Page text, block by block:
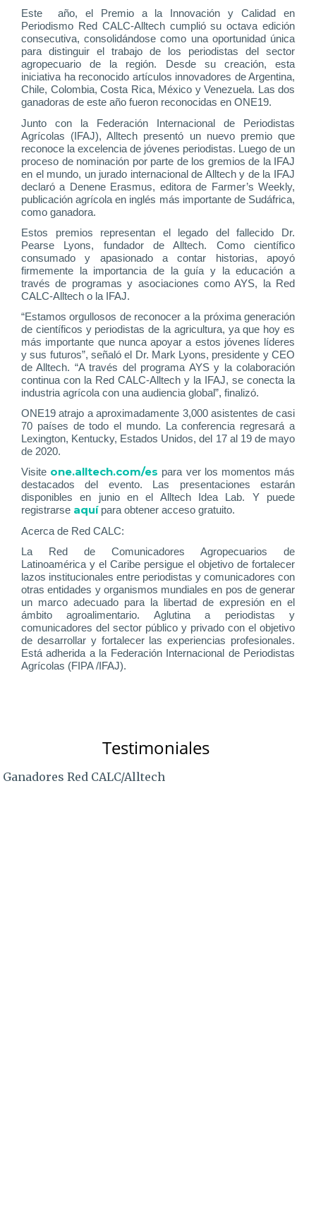
Este año, el Premio a la Innovación y Calidad en
Periodismo Red CALC-Alltech cumplió su octava edición
consecutiva, consolidándose como una oportunidad única
para distinguir el trabajo de los periodistas del sector
agropecuario de la región. Desde su creación, esta
iniciativa ha reconocido artículos innovadores de Argentina,
Chile, Colombia, Costa Rica, México y Venezuela. Las dos
ganadoras de este año fueron reconocidas en ONE19.
Junto con la Federación Internacional de Periodistas
Agrícolas (IFAJ), Alltech presentó un nuevo premio que
reconoce la excelencia de jóvenes periodistas. Luego de un
proceso de nominación por parte de los gremios de la IFAJ
en el mundo, un jurado internacional de Alltech y de la IFAJ
declaró a Denene Erasmus, editora de Farmer’s Weekly,
publicación agrícola en inglés más importante de Sudáfrica,
como ganadora.
Estos premios representan el legado del fallecido Dr.
Pearse Lyons, fundador de Alltech. Como científico
consumado y apasionado a contar historias, apoyó
firmemente la importancia de la guía y la educación a
través de programas y asociaciones como AYS, la Red
CALC-Alltech o la IFAJ.
“Estamos orgullosos de reconocer a la próxima generación
de científicos y periodistas de la agricultura, ya que hoy es
más importante que nunca apoyar a estos jóvenes líderes
y sus futuros”, señaló el Dr. Mark Lyons, presidente y CEO
de Alltech. “A través del programa AYS y la colaboración
continua con la Red CALC-Alltech y la IFAJ, se conecta la
industria agrícola con una audiencia global”, finalizó.
ONE19 atrajo a aproximadamente 3,000 asistentes de casi
70 países de todo el mundo. La conferencia regresará a
Lexington, Kentucky, Estados Unidos, del 17 al 19 de mayo
de 2020.
Visite one.alltech.com/es para ver los momentos más
destacados del evento. Las presentaciones estarán
disponibles en junio en el Alltech Idea Lab. Y puede
registrarse aquípara obtener acceso gratuito.
Acerca de Red CALC:
La Red de Comunicadores Agropecuarios de
Latinoamérica y el Caribe persigue el objetivo de fortalecer
lazos institucionales entre periodistas y comunicadores con
otras entidades y organismos mundiales en pos de generar
un marco adecuado para la libertad de expresión en el
ámbito agroalimentario. Aglutina a periodistas y
comunicadores del sector público y privado con el objetivo
de desarrollar y fortalecer las experiencias profesionales.
Está adherida a la Federación Internacional de Periodistas
Agrícolas (FIPA /IFAJ).
Testimoniales
Ganadores Red CALC/Alltech